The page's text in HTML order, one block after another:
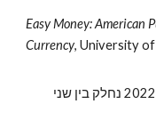
Easy Money:American
Currency, University
הפרס עבור ספר שפורסם בשנים 2022-2021 נחלק בין שני